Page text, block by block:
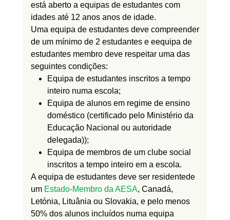
está aberto a equipas de estudantes com
idades até 12 anos anos de idade.
Uma equipa de estudantes deve compreender
de um mínimo de 2 estudantes e eequipa de
estudantes membro deve respeitar uma das
seguintes condições:
Equipa de estudantes inscritos a tempo
inteiro numa escola;
Equipa de alunos em regime de ensino
doméstico (certificado pelo Ministério da
Educação Nacional ou autoridade
delegada));
Equipa de membros de um clube social
inscritos a tempo inteiro em a escola.
A equipa de estudantes deve ser residentede
um Estado-Membro da AESA, Canadá,
Letónia, Lituânia ou Slovakia, e pelo menos
50% dos alunos incluídos numa equipa